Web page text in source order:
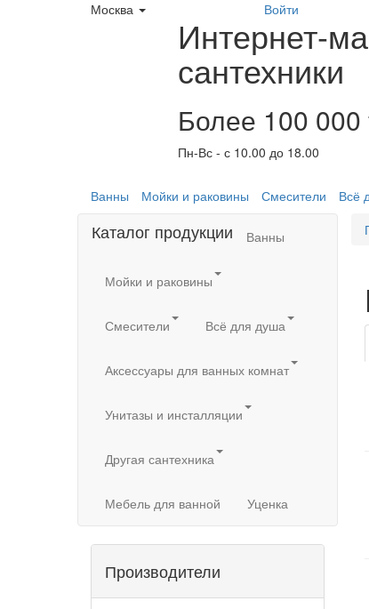
Москва Войти
Интернет-
сантехники
Более 100 000
Пн-Вс - с 10.00 до 18.00
Ванны Мойки и раковины Смесители Всё
Каталог продукции Ванны
Мойки и раковины
Смесители Всё для душа
Аксессуары для ванных комнат
Унитазы и инсталляции
Другая сантехника
Мебель для ванной Уценка
Производители